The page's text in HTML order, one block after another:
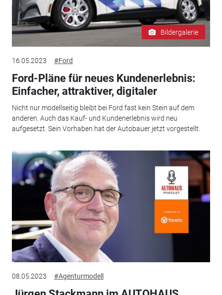
Bildergalerie
16.05.2023 #Ford
Ford-Pläne für neues Kundenerlebnis:
Einfacher, attraktiver, digitaler
Nicht nur modellseitig bleibt bei Ford fast kein Stein auf dem
anderen. Auch das Kauf- und Kundenerlebnis wird neu
aufgesetzt. Sein Vorhaben hat der Autobauer jetzt vorgestellt.
08.05.2023 #Agenturmodell